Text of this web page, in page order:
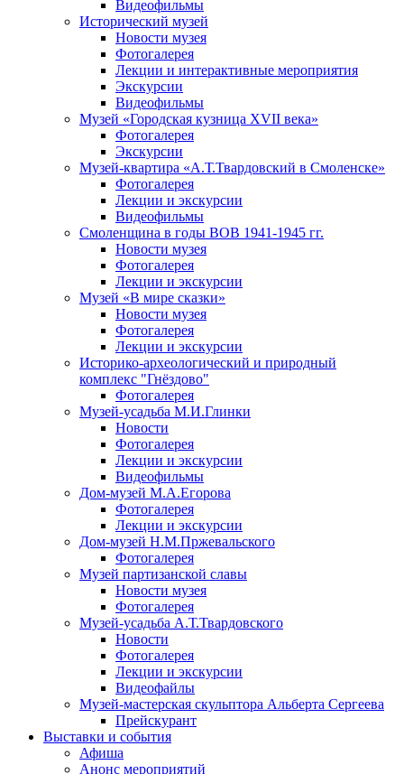
Видеофильмы
Исторический музей
Новости музея
Фотогалерея
Лекции и интерактивные мероприятия
Экскурсии
Видеофильмы
Музей «Городская кузница XVII века»
Фотогалерея
Экскурсии
Музей-квартира «А.Т.Твардовский в Смоленске»
Фотогалерея
Лекции и экскурсии
Видеофильмы
Смоленщина в годы ВОВ 1941-1945 гг.
Новости музея
Фотогалерея
Лекции и экскурсии
Музей «В мире сказки»
Новости музея
Фотогалерея
Лекции и экскурсии
Историко-археологический и природный
комплекс "Гнёздово"
Фотогалерея
Музей-усадьба М.И.Глинки
Новости
Фотогалерея
Лекции и экскурсии
Видеофильмы
Дом-музей М.А.Егорова
Фотогалерея
Лекции и экскурсии
Дом-музей Н.М.Пржевальского
Фотогалерея
Музей партизанской славы
Новости музея
Фотогалерея
Музей-усадьба А.Т.Твардовского
Новости
Фотогалерея
Лекции и экскурсии
Видеофайлы
Музей-мастерская скульптора Альберта Сергеева
Прейскурант
Выставки и события
Афиша
Анонс мероприятий